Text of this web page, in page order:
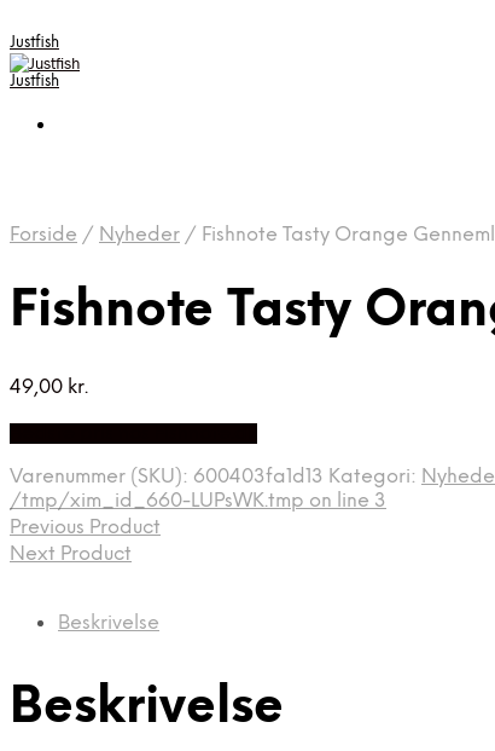
Justfish
Justfish
Forside / Nyheder / Fishnote Tasty Orange
Fishnote Tasty
49,00 kr.
Varenummer (SKU): 600403fa1d13 Kategori:
/tmp/xim_id_660-LUPsWK.tmp on line 3
Previous Product
Next Product
Beskrivelse
Beskrivelse